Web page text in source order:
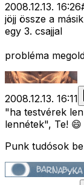
2008.12.13. 16:26
jöjj össze a
egy 3. csajjal
probléma
2008.12.13. 16:11
"ha testvérek
lennétek", Te! 😄
Punk tudósok